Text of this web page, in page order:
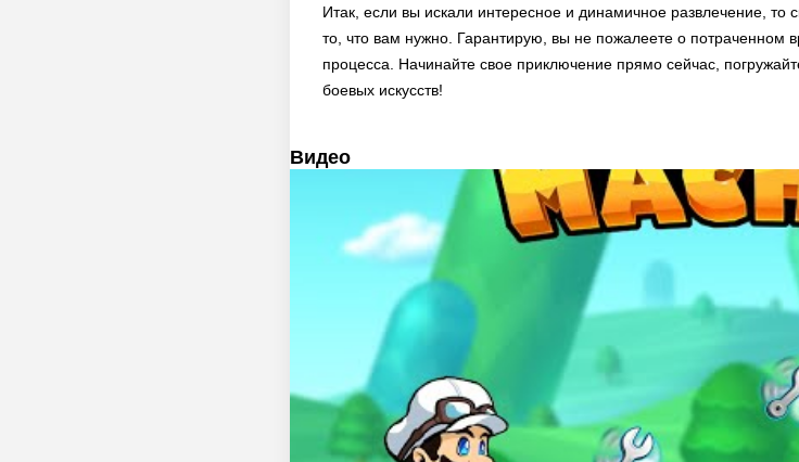
Итак, если вы искали интересное и динамичное развлечение,
то, что вам нужно. Гарантирую, вы не пожалеете о потраченном
процесса. Начинайте свое приключение прямо сейчас,
боевых искусств!
Видео